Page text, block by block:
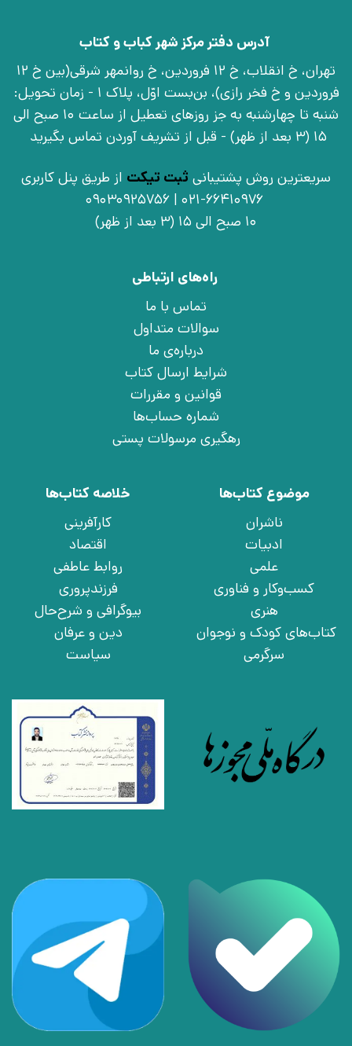
آدرس دفتر مرکز شهر کباب و کتاب
تهران، خ انقلاب، خ 12 فروردین، خ روانمهر شرقی(بین خ 12
فروردین و خ فخر رازی)، بن‌بست اوّل، پلاک 1 - زمان تحویل:
شنبه تا چهارشنبه به جز روزهای تعطیل از ساعت 10 صبح الی
15 (3 بعد از ظهر) - قبل از تشریف آوردن تماس بگیرید
سریعترین روش پشتیبانی ثبت تیکت از طریق پنل کاربری
021-66410976 | 09030925756
10 صبح الی 15 (3 بعد از ظهر)
راه‌های ارتباطی
تماس با ما
سوالات متداول
درباره‌ی ما
شرایط ارسال کتاب
قوانین و مقررات
شماره حساب‌ها
رهگیری مرسولات پستی
موضوع کتاب‌ها
ناشران
ادبیات
علمی
کسب‌وکار و فناوری
هنری
کتاب‌های کودک و نوجوان
سرگرمی
خلاصه کتاب‌ها
کارآفرینی
اقتصاد
روابط عاطفی
فرزندپروری
بیوگرافی و شرح‌حال
دین و عرفان
سیاست